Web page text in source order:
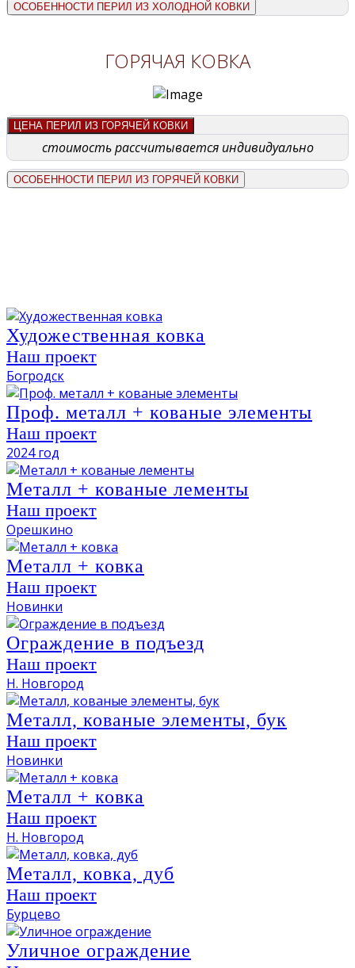
ОСОБЕННОСТИ ПЕРИЛ ИЗ ХОЛОДНОЙ КОВКИ
ГОРЯЧАЯ КОВКА
ЦЕНА ПЕРИЛ ИЗ ГОРЯЧЕЙ КОВКИ
стоимость рассчитывается индивидуально
ОСОБЕННОСТИ ПЕРИЛ ИЗ ГОРЯЧЕЙ КОВКИ
Художественная ковка
Наш проект
Богродск
Проф. металл + кованые элементы
Наш проект
2024 год
Металл + кованые лементы
Наш проект
Орешкино
Металл + ковка
Наш проект
Новинки
Ограждение в подъезд
Наш проект
Н. Новгород
Металл, кованые элементы, бук
Наш проект
Новинки
Металл + ковка
Наш проект
Н. Новгород
Металл, ковка, дуб
Наш проект
Бурцево
Уличное ограждение